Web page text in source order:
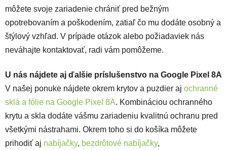
môžete svoje zariadenie chrániť pred bežným
opotrebovaním a poškodením, zatiaľ čo mu dodáte osobný a
štýlový vzhľad. V prípade otázok alebo požiadaviek nás
neváhajte kontaktovať, radi vám pomôžeme.
U nás nájdete aj ďalšie príslušenstvo na Google Pixel 8A
V našej ponuke nájdete okrem krytov a puzdier aj ochranné
sklá a fólie na Google Pixel 8A. Kombináciou ochranného
krytu a skla dodáte vášmu zariadeniu kvalitnú ochranu pred
všetkými nástrahami. Okrem toho si do košíka môžete
prihodiť aj nabíjačky, bezdrôtové nabíjačky,